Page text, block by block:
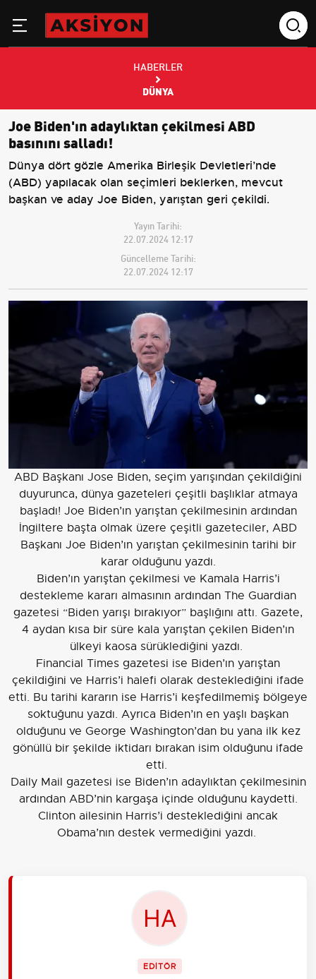
HABERLER
DÜNYA
Joe Biden'ın adaylıktan çekilmesi ABD
basınını salladı!
Dünya dört gözle Amerika Birleşik Devletleri’nde
(ABD) yapılacak olan seçimleri beklerken, mevcut
başkan ve aday Joe Biden, yarıştan geri çekildi.
Yayın Tarihi:
22.07.2024 12:17
Güncelleme Tarihi:
22.07.2024 12:17
ABD Başkanı Jose Biden, seçim yarışından çekildiğini
duyurunca, dünya gazeteleri çeşitli başlıklar atmaya
başladı! Joe Biden’ın yarıştan çekilmesinin ardından
İngiltere başta olmak üzere çeşitli gazeteciler, ABD
Başkanı Joe Biden’ın yarıştan çekilmesinin tarihi bir
karar olduğunu yazdı.
Biden’ın yarıştan çekilmesi ve Kamala Harris’i
destekleme kararı almasının ardından The Guardian
gazetesi “Biden yarışı bırakıyor” başlığını attı. Gazete,
4 aydan kısa bir süre kala yarıştan çekilen Biden’ın
ülkeyi kaosa sürüklediğini yazdı.
Financial Times gazetesi ise Biden’ın yarıştan
çekildiğini ve Harris’i halefi olarak desteklediğini ifade
etti. Bu tarihi kararın ise Harris’i keşfedilmemiş bölgeye
soktuğunu yazdı. Ayrıca Biden’ın en yaşlı başkan
olduğunu ve George Washington’dan bu yana ilk kez
gönüllü bir şekilde iktidarı bırakan isim olduğunu ifade
etti.
Daily Mail gazetesi ise Biden’ın adaylıktan çekilmesinin
ardından ABD’nin kargaşa içinde olduğunu kaydetti.
Clinton ailesinin Harris’i desteklediğini ancak
Obama’nın destek vermediğini yazdı.
EDİTÖR